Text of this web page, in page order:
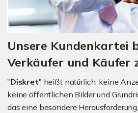
Unsere Kundenkartei
Verkäufer und Käufer
"Diskret" heißt natürlich: keine
keine öffentlichen Bilder und
das eine besondere